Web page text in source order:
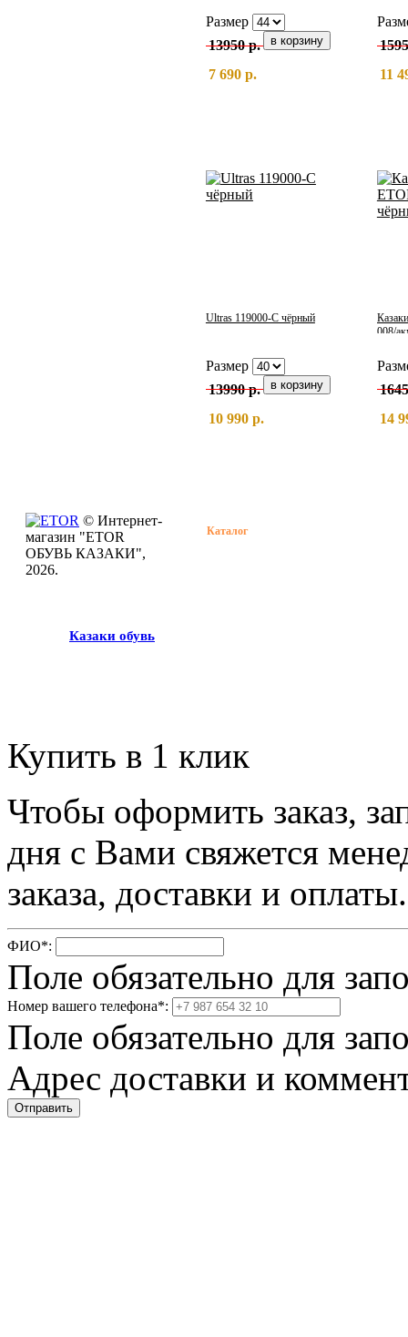
Размер
13950 р.
7 690 р.
11
Ultras 119000-С чёрный
Размер
13990 р.
10 990 р.
008/
14
© Интернет-
магазин "ETOR
ОБУВЬ КАЗАКИ",
2026.
Казаки обувь
Каталог
Купить в 1 клик
Чтобы оформить заказ,
дня с Вами свяжется
заказа, доставки и оплаты.
ФИО*:
Поле обязательно для
Номер вашего телефона*:
Поле обязательно для
Адрес доставки и